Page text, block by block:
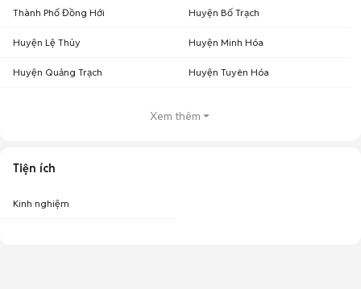
Thành Phố Đồng Hới Huyện Bố Trạch
Huyện Lệ Thủy Huyện Minh Hóa
Huyện Quảng Trạch Huyện Tuyên Hóa
Xem thêm
Tiện ích
Kinh nghiệm